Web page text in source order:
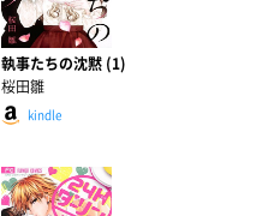
執事たちの沈黙 (1)
桜田雛
kindle